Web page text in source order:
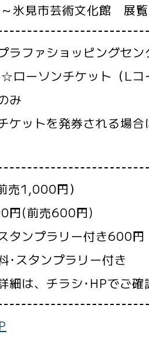
氷見市芸術文化館 展覧
ラファショッピングセ
ーソンチケット（Lコ
み
ケットを発券される場
売1,000円）
円(前売600円)
タンプラリー付き600円
･スタンプラリー付き
細は、チラシ･HPでご確